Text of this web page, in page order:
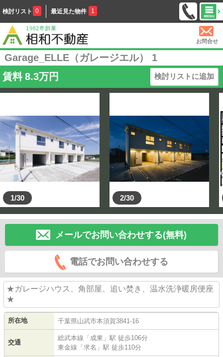
検討リスト 0 最近見た物件 1
お問合せ
Garage_ELLE（ガレージエル） 1
賃料 8.3万円 検討リストに追加
1/30 2/30
メールでお問い合わせする(無料)
電話でお問い合わせする
★ガレージハウス、角部屋、追い焚き、温水洗浄暖房便座
★
所在地 千葉県山武市本須賀3841-16
交通
総武本線 「 成東 」駅 徒歩106分
東金線 「 求名 」駅 徒歩110分